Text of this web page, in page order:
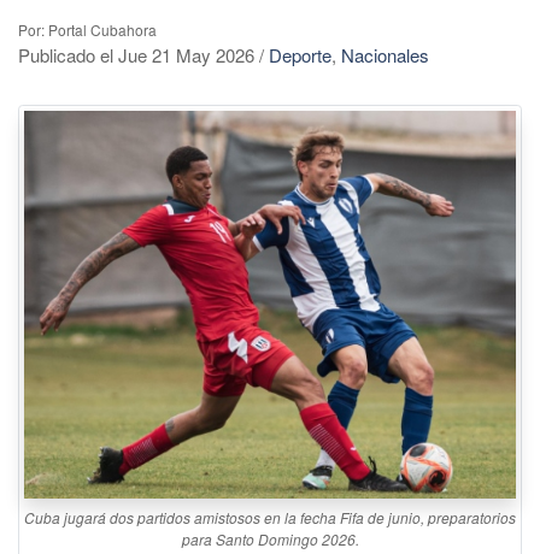
Por: Portal Cubahora
Publicado el Jue 21 May 2026/ Deporte, Nacionales
Cuba jugará dos partidos amistosos en la fecha Fifa de junio, preparatorios
para Santo Domingo 2026.